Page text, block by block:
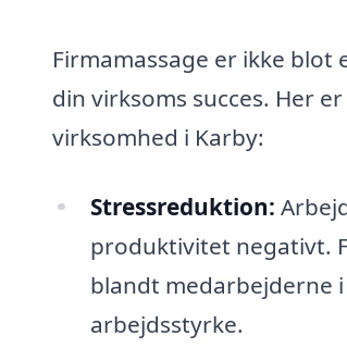
Firmamassage er ikke
din virksoms succes. Her
virksomhed i Karby:
Stressreduktion:
produktivitet negativt.
blandt medarbejderne
arbejdsstyrke.